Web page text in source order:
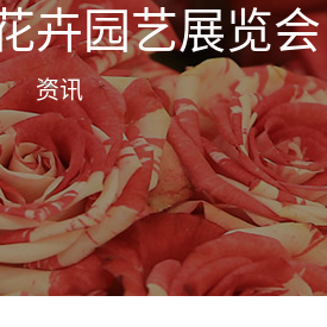
卉园艺展览会
资讯